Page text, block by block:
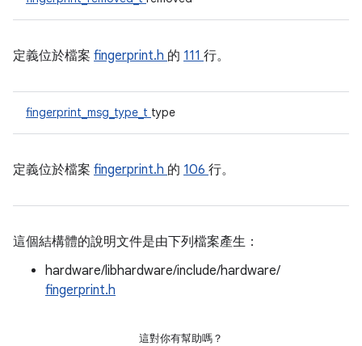
定義位於檔案 fingerprint.h 的 111 行。
fingerprint_msg_type_t type
定義位於檔案 fingerprint.h 的 106 行。
這個結構體的說明文件是由下列檔案產生：
hardware/libhardware/include/hardware/
fingerprint.h
這對你有幫助嗎？